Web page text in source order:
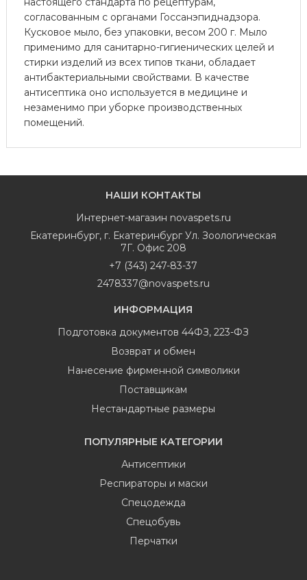
согласованным с органами Госсанэпиднадзора.
Кусковое мыло, без упаковки, весом 200 г. Мыло
применимо для санитарно-гигиенических целей и
стирки изделий из всех типов ткани, обладает
антибактериальными свойствами. В качестве
антисептика оно используется в медицине и
незаменимо при уборке производственных
помещений.
НАШИ КОНТАКТЫ
Интернет-магазин novaspets.ru
Екатеринбург, г. Екатеринбург Ул. Зоологическая
7Г. Офис 208
+7 (343) 247-83-37
2478337@novaspets.ru
ИНФОРМАЦИЯ
Подготовка документов 44ФЗ, 223-ФЗ
Возврат и обмен
Нанесение фирменной символики
Поставщикам
Нестандартные размеры
ПОПУЛЯРНЫЕ КАТЕГОРИИ
Антисептики
Респираторы и маски
Спецодежда
Спецобувь
Перчатки